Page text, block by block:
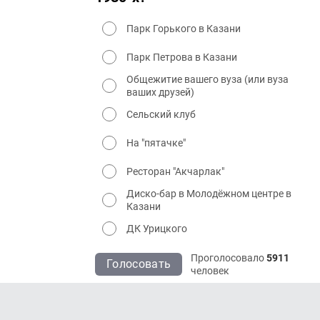
Парк Горького в Казани
Парк Петрова в Казани
Общежитие вашего вуза (или вуза
ваших друзей)
Сельский клуб
На "пятачке"
Ресторан "Акчарлак"
Диско-бар в Молодёжном центре в
Казани
ДК Урицкого
Голосовать Проголосовало5911
человек